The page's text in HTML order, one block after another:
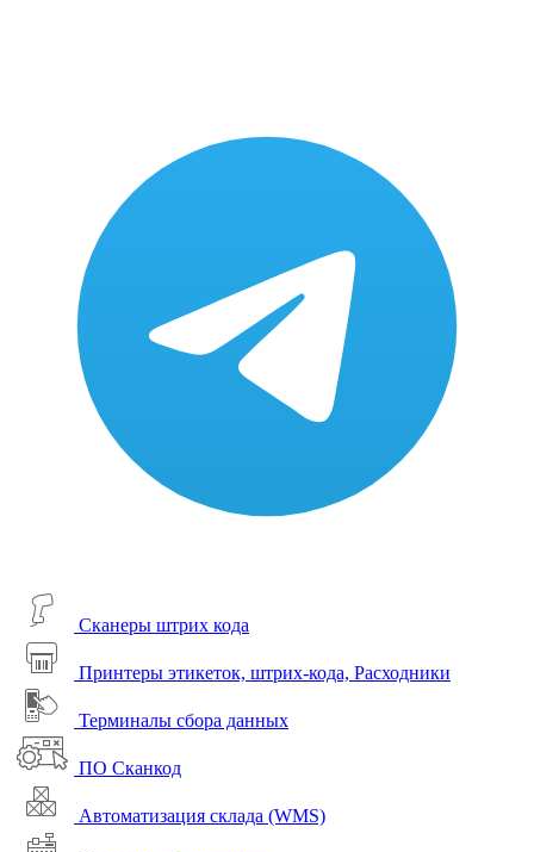
Сканеры штрих кода
Принтеры этикеток, штрих-кода, Расходники
Терминалы сбора данных
ПО Сканкод
Автоматизация склада (WMS)